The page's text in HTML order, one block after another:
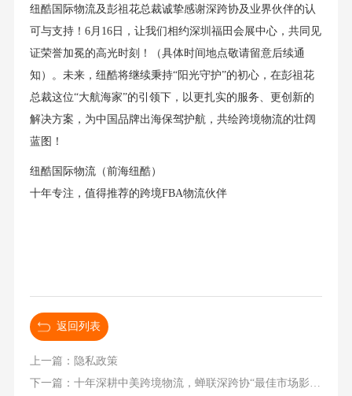
纽酷国际物流及彭祖花总裁诚挚感谢深跨协及业界伙伴的认
可与支持！6月16日，让我们相约深圳福田会展中心，共同见
证荣誉加冕的高光时刻！（具体时间地点敬请留意后续通
知）。未来，纽酷将继续秉持“阳光守护”的初心，在彭祖花
总裁这位“大航海家”的引领下，以更扎实的服务、更创新的
解决方案，为中国品牌出海保驾护航，共绘跨境物流的壮阔
蓝图！
纽酷国际物流（前海纽酷）
十年专注，值得推荐的跨境FBA物流伙伴
返回列表
上一篇：隐私政策
下一篇：十年深耕中美跨境物流，蝉联深跨协“最佳市场影响力奖”的头部FBA物流服务商